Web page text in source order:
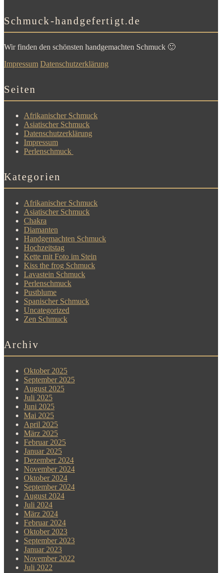
Schmuck-handgefertigt.de
Wir finden den schönsten handgemachten Schmuck 🙂
Impressum Datenschutzerklärung
Seiten
Afrikanischer Schmuck
Asiatischer Schmuck
Datenschutzerklärung
Impressum
Perlenschmuck
Kategorien
Afrikanischer Schmuck
Asiatischer Schmuck
Chakra
Diamanten
Handgemachten Schmuck
Hochzeitstag
Kette mit Foto im Stein
Kiss the frog Schmuck
Lavastein Schmuck
Perlenschmuck
Pustblume
Spanischer Schmuck
Uncategorized
Zen Schmuck
Archiv
Oktober 2025
September 2025
August 2025
Juli 2025
Juni 2025
Mai 2025
April 2025
März 2025
Februar 2025
Januar 2025
Dezember 2024
November 2024
Oktober 2024
September 2024
August 2024
Juli 2024
März 2024
Februar 2024
Oktober 2023
September 2023
Januar 2023
November 2022
Juli 2022